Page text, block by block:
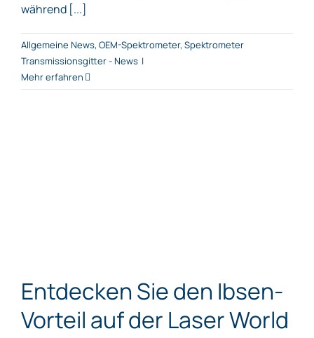
während [...]
Allgemeine News, OEM-Spektrometer, Spektrometer
Transmissionsgitter - News |
Mehr erfahren
Entdecken Sie den Ibsen-
Vorteil auf der Laser World